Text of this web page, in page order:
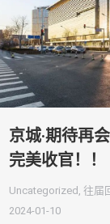
京城​·期待再
完美收官！！
Uncategorized 往届
2024-01-10